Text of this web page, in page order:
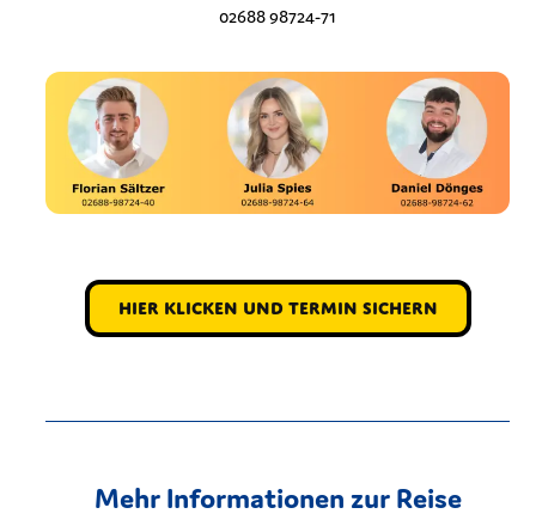
02688 98724-71
Hier klicken und Termin sichern
Mehr Informationen zur Reise